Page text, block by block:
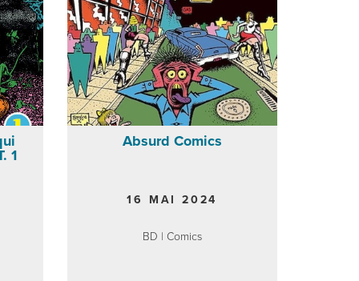
1
Absurd Comics
16 MAI 2024
BD | Comics